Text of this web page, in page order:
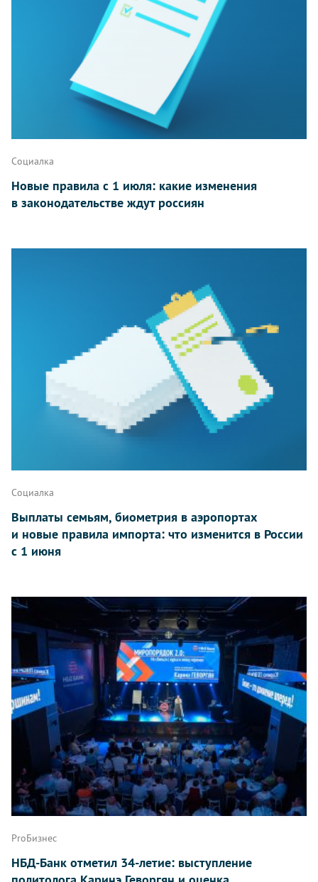
Социалка
Новые правила с 1 июля: какие изменения
в законодательстве ждут россиян
Социалка
Выплаты семьям, биометрия в аэропортах
и новые правила импорта: что изменится в России
с 1 июня
ProБизнес
НБД-Банк отметил 34-летие: выступление